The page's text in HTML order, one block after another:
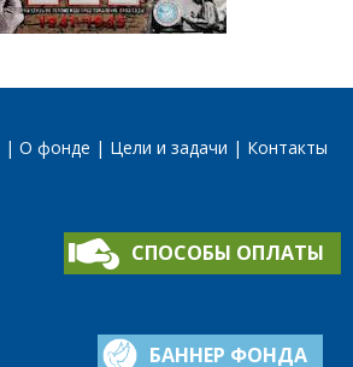
О фонде Цели и задачи Контакты
СПОСОБЫ ОПЛАТЫ
БАННЕР ФОНДА